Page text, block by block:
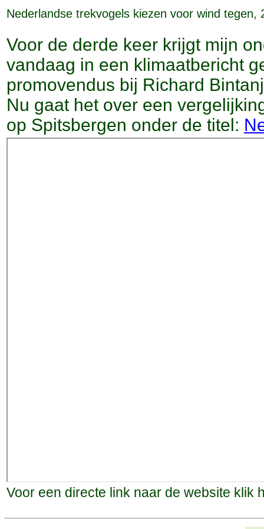
Nederlandse trekvogels kiezen voor wind tegen,
Voor de derde keer krijgt mijn
vandaag in een klimaatbericht
promovendus bij Richard
Nu gaat het over een
op Spitsbergen onder de titel:
Voor een directe link naar de website klik